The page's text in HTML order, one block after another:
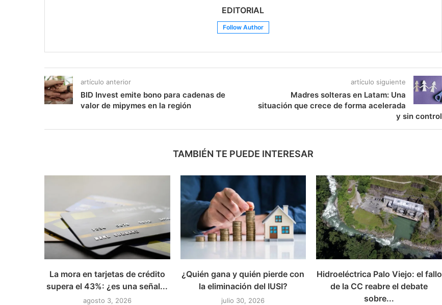
EDITORIAL
Follow Author
artículo anterior
BID Invest emite bono para cadenas de
valor de mipymes en la región
artículo siguiente
Madres solteras en Latam: Una
situación que crece de forma acelerada
y sin control
TAMBIÉN TE PUEDE INTERESAR
La mora en tarjetas de crédito
supera el 43%: ¿es una señal...
agosto 3, 2026
¿Quién gana y quién pierde con
la eliminación del IUSI?
julio 30, 2026
Hidroeléctrica Palo Viejo: el fallo
de la CC reabre el debate
sobre...